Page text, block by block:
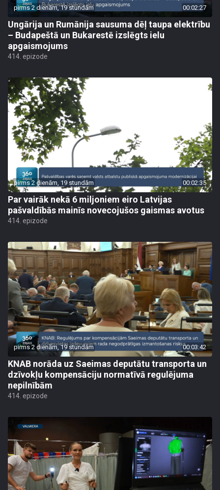
pirms 2 dienām, 19 stundām 00:02:27
Ungārija un Rumānija sausuma dēļ taupa elektrību
– Budapeštā un Bukarestē izslēgts ielu
apgaismojums
414. epizode
pirms 2 dienām, 19 stundām 00:02:35
Par vairāk nekā 6 miljoniem eiro Latvijas
pašvaldībās mainīs novecojušos gaismas avotus
414. epizode
pirms 2 dienām, 19 stundām 00:03:42
KNAB norāda uz Saeimas deputātu transporta un
dzīvokļu kompensāciju normatīvā regulējuma
nepilnībām
414. epizode